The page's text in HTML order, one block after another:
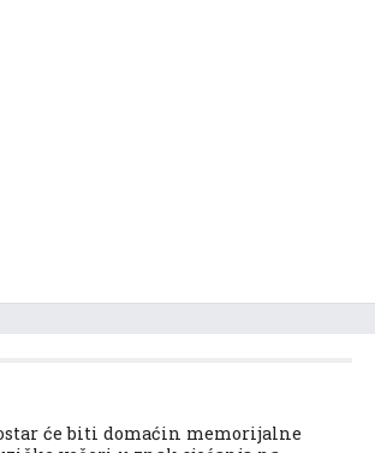
će biti domaćin memorijalne